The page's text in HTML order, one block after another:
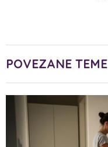
POVEZANE TEME